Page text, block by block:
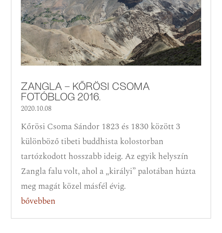
ZANGLA – KŐRÖSI CSOMA
FOTÓBLOG 2016.
2020.10.08
Kőrösi Csoma Sándor 1823 és 1830 között 3
különböző tibeti buddhista kolostorban
tartózkodott hosszabb ideig. Az egyik helyszín
Zangla falu volt, ahol a „királyi” palotában húzta
meg magát közel másfél évig.
bővebben